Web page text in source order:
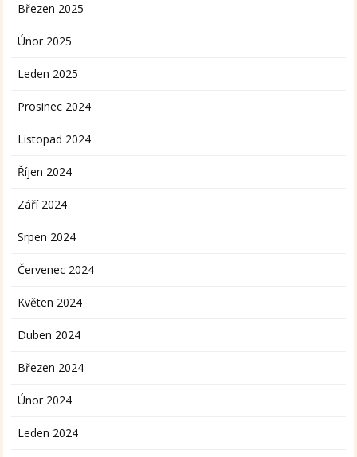
Březen 2025
Únor 2025
Leden 2025
Prosinec 2024
Listopad 2024
Říjen 2024
Září 2024
Srpen 2024
Červenec 2024
Květen 2024
Duben 2024
Březen 2024
Únor 2024
Leden 2024